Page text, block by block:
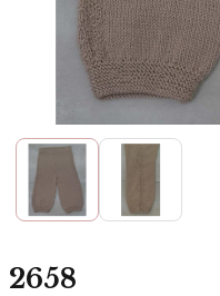
2658